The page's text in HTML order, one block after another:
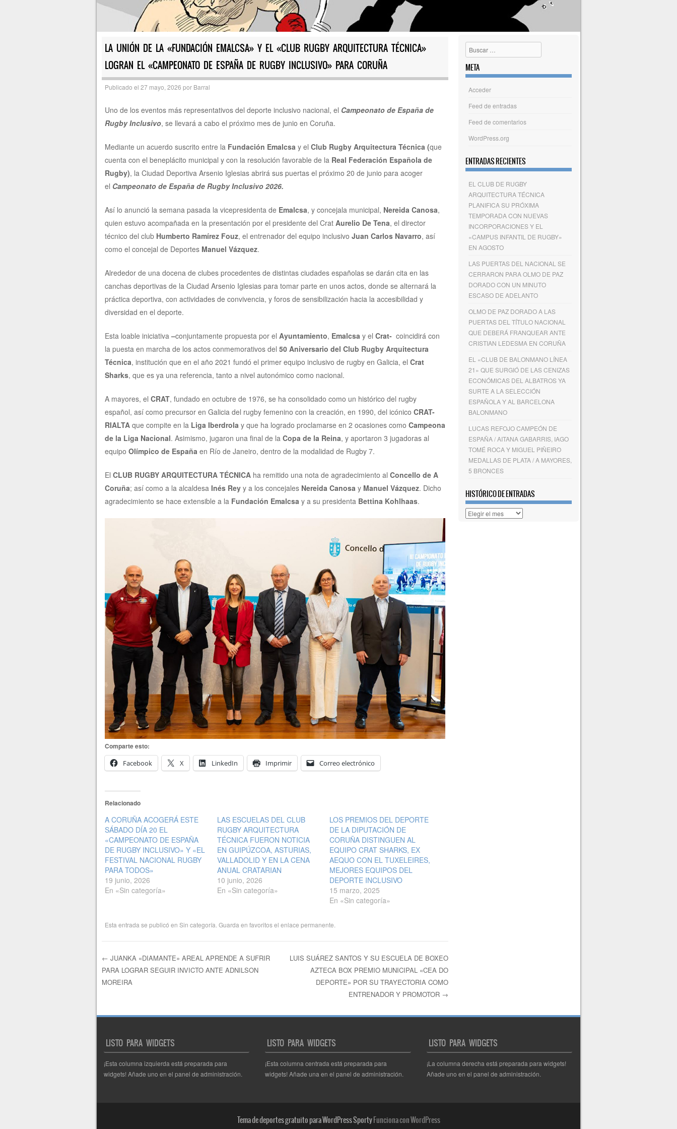
LA UNIÓN DE LA «FUNDACIÓN EMALCSA» Y EL «CLUB RUGBY ARQUITECTURA TÉCNICA»
LOGRAN EL «CAMPEONATO DE ESPAÑA DE RUGBY INCLUSIVO» PARA CORUÑA
Publicado el 27 mayo, 2026 por Barral
Uno de los eventos más representativos del deporte inclusivo nacional, el Campeonato de España de
Rugby Inclusivo, se llevará a cabo el próximo mes de junio en Coruña.
Mediante un acuerdo suscrito entre la Fundación Emalcsa y el Club Rugby Arquitectura Técnica (que
cuenta con el beneplácito municipal y con la resolución favorable de la Real Federación Española de
Rugby), la Ciudad Deportiva Arsenio Iglesias abrirá sus puertas el próximo 20 de junio para acoger
el Campeonato de España de Rugby Inclusivo 2026.
Así lo anunció la semana pasada la vicepresidenta de Emalcsa, y concejala municipal, Nereida Canosa,
quien estuvo acompañada en la presentación por el presidente del Crat Aurelio De Tena, el director
técnico del club Humberto Ramírez Fouz, el entrenador del equipo inclusivo Juan Carlos Navarro, así
como el concejal de Deportes Manuel Vázquez.
Alrededor de una docena de clubes procedentes de distintas ciudades españolas se darán cita en las
canchas deportivas de la Ciudad Arsenio Iglesias para tomar parte en unos actos, donde se alternará la
práctica deportiva, con actividades de convivencia, y foros de sensibilización hacia la accesibilidad y
diversidad en el deporte.
Esta loable iniciativa –conjuntamente propuesta por el Ayuntamiento, Emalcsa y el Crat-coincidirá con
la puesta en marcha de los actos conmemorativos del 50 Aniversario del Club Rugby Arquitectura
Técnica, institución que en el año 2021 fundó el primer equipo inclusivo de rugby en Galicia, el Crat
Sharks, que es ya una referencia, tanto a nivel autonómico como nacional.
A mayores, el CRAT, fundado en octubre de 1976, se ha consolidado como un histórico del rugby
español, así como precursor en Galicia del rugby femenino con la creación, en 1990, del icónico CRAT-
RIALTA que compite en la Liga Iberdrola y que ha logrado proclamarse en 2 ocasiones como Campeona
de la Liga Nacional. Asimismo, jugaron una final de la Copa de la Reina, y aportaron 3 jugadoras al
equipo Olímpico de España en Río de Janeiro, dentro de la modalidad de Rugby 7.
El CLUB RUGBY ARQUITECTURA TÉCNICA ha remitido una nota de agradecimiento al Concello de A
Coruña; así como a la alcaldesa Inés Rey y a los concejales Nereida Canosa y Manuel Vázquez. Dicho
agradecimiento se hace extensible a la Fundación Emalcsa y a su presidenta Bettina Kohlhaas.
Comparte esto:
Facebook
X LinkedIn Imprimir Correo electrónico
Relacionado
A CORUÑA ACOGERÁ ESTE
SÁBADO DÍA 20 EL
«CAMPEONATO DE ESPAÑA
DE RUGBY INCLUSIVO» Y «EL
FESTIVAL NACIONAL RUGBY
PARA TODOS»
19 junio, 2026
En «Sin categoría»
LAS ESCUELAS DEL CLUB
RUGBY ARQUITECTURA
TÉCNICA FUERON NOTICIA
EN GUIPÚZCOA, ASTURIAS,
VALLADOLID Y EN LA CENA
ANUAL CRATARIAN
10 junio, 2026
En «Sin categoría»
LOS PREMIOS DEL DEPORTE
DE LA DIPUTACIÓN DE
CORUÑA DISTINGUEN AL
EQUIPO CRAT SHARKS, EX
AEQUO CON EL TUXELEIRES,
MEJORES EQUIPOS DEL
DEPORTE INCLUSIVO
15 marzo, 2025
En «Sin categoría»
Esta entrada se publicó en Sin categoría . Guarda en favoritos el enlace permanente
Navegación de entradas
← JUANKA «DIAMANTE» AREAL APRENDE A SUFRIR
PARA LOGRAR SEGUIR INVICTO ANTE ADNILSON
MOREIRA
LUIS SUÁREZ SANTOS Y SU ESCUELA DE BOXEO
AZTECA BOX PREMIO MUNICIPAL «CEA DO
DEPORTE» POR SU TRAYECTORIA COMO
ENTRENADOR Y PROMOTOR →
Buscar
META
Acceder
Feed de entradas
Feed de comentarios
WordPress.org
ENTRADAS RECIENTES
EL CLUB DE RUGBY
ARQUITECTURA TÉCNICA
PLANIFICA SU PRÓXIMA
TEMPORADA CON NUEVAS
INCORPORACIONES Y EL
«CAMPUS INFANTIL DE RUGBY»
EN AGOSTO
LAS PUERTAS DEL NACIONAL SE
CERRARON PARA OLMO DE PAZ
DORADO CON UN MINUTO
ESCASO DE ADELANTO
OLMO DE PAZ DORADO A LAS
PUERTAS DEL TÍTULO NACIONAL
QUE DEBERÁ FRANQUEAR ANTE
CRISTIAN LEDESMA EN CORUÑA
EL «CLUB DE BALONMANO LÍNEA
21» QUE SURGIÓ DE LAS CENIZAS
ECONÓMICAS DEL ALBATROS YA
SURTE A LA SELECCIÓN
ESPAÑOLA Y AL BARCELONA
BALONMANO
LUCAS REFOJO CAMPEÓN DE
ESPAÑA / AITANA GABARRIS, IAGO
TOMÉ ROCA Y MIGUEL PIÑEIRO
MEDALLAS DE PLATA / A MAYORES,
5 BRONCES
HISTÓRICO DE ENTRADAS
Histórico
LISTO PARA WIDGETS
¡Esta columna izquierda está preparada para
widgets! Añade uno en el panel de administración.
LISTO PARA WIDGETS
¡Esta columna centrada está preparada para
widgets! Añade una en el panel de administración.
LISTO PARA WIDGETS
¡La columna derecha está preparada para widgets!
Añade uno en el panel de administración.
Tema de deportes gratuito para WordPress SportyFunciona con WordPress